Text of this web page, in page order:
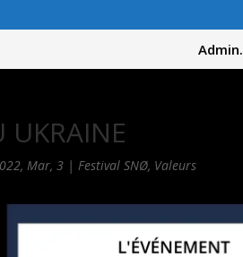
Admin.
UKRAINE
Mar, 3 |Festival SNØ, Valeurs